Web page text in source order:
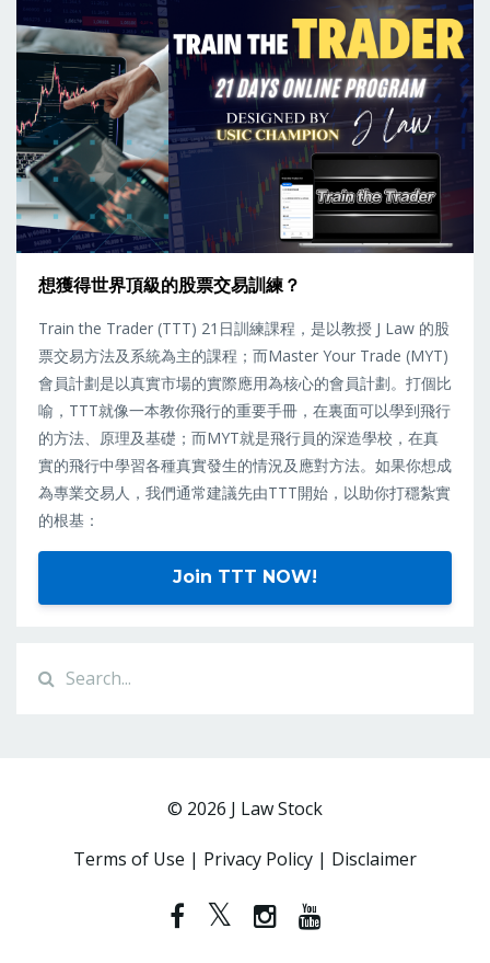
想獲得世界頂級的股票交易訓練？
Train the Trader (TTT) 21日訓練課程，是以教授 J Law 的股
票交易方法及系統為主的課程；而Master Your Trade (MYT)
會員計劃是以真實市場的實際應用為核心的會員計劃。打個比
喻，TTT就像一本教你飛行的重要手冊，在裏面可以學到飛行
的方法、原理及基礎；而MYT就是飛行員的深造學校，在真
實的飛行中學習各種真實發生的情況及應對方法。如果你想成
為專業交易人，我們通常建議先由TTT開始，以助你打穩紮實
的根基：
Join TTT NOW!
© 2026 J Law Stock
Terms of Use | Privacy Policy | Disclaimer